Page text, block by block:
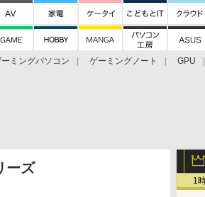
ミングパソコン ゲーミングノート
GPU
1
ーズ